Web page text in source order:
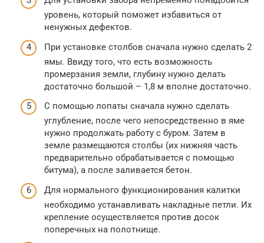
уровень, который поможет избавиться от
ненужных дефектов.
При установке столбов сначала нужно сделать 2
ямы. Ввиду того, что есть возможность
промерзания земли, глубину нужно делать
достаточно большой – 1,8 м вполне достаточно.
С помощью лопаты сначала нужно сделать
углубление, после чего непосредственно в яме
нужно продолжать работу с буром. Затем в
земле размещаются столбы (их нижняя часть
предварительно обрабатывается с помощью
битума), а после заливается бетон.
Для нормального функционирования калитки
необходимо устанавливать накладные петли. Их
крепление осуществляется против досок
поперечных на полотнище.